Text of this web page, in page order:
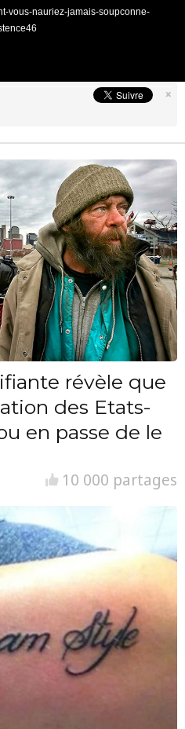
×
révèle que
des Etats-
en passe de le
10 000 partages